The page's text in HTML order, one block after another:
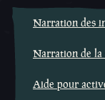
Narration des
Narration de la
Aide pour